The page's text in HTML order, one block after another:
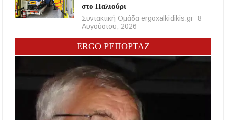
στο Παλιούρι
Συντακτική Ομάδα ergoxalkidikis.gr
8
Αυγούστου, 2026
ERGO ΡΕΠΟΡΤΑΖ